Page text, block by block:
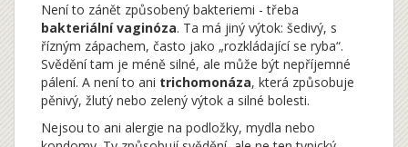
Není to zánět způsobený bakteriemi - třeba
bakteriální vaginóza. Ta má jiný výtok: šedivý, s
řízným zápachem, často jako „rozkládající se ryba“.
Svědění tam je méně silné, ale může být nepříjemné
pálení. A není to ani trichomonáza, která způsobuje
pěnivý, žlutý nebo zelený výtok a silné bolesti.
Nejsou to ani alergie na podložky, mydla nebo